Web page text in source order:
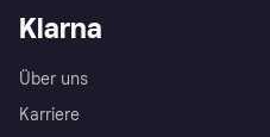
Klarna
Über uns
Karriere